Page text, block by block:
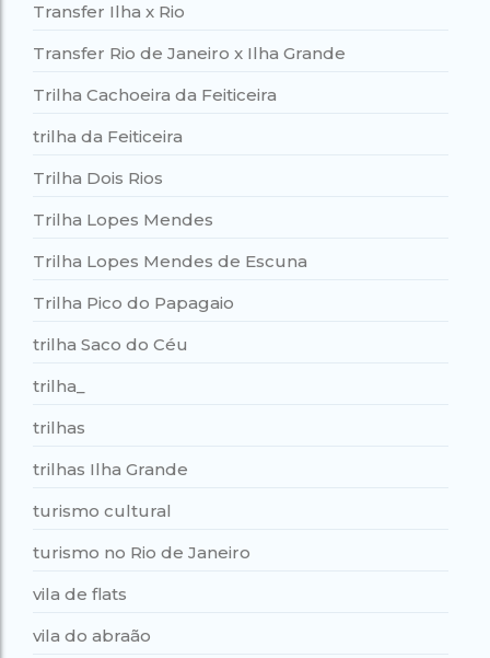
Transfer Ilha x Rio
Transfer Rio de Janeiro x Ilha Grande
Trilha Cachoeira da Feiticeira
trilha da Feiticeira
Trilha Dois Rios
Trilha Lopes Mendes
Trilha Lopes Mendes de Escuna
Trilha Pico do Papagaio
trilha Saco do Céu
trilha_
trilhas
trilhas Ilha Grande
turismo cultural
turismo no Rio de Janeiro
vila de flats
vila do abraão